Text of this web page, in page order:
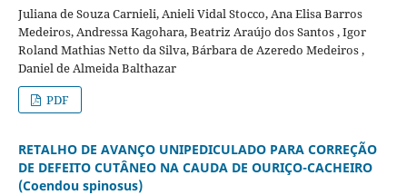
Juliana de Souza Carnieli, Anieli Vidal Stocco, Ana Elisa Barros
Medeiros, Andressa Kagohara, Beatriz Araújo dos Santos , Igor
Roland Mathias Netto da Silva, Bárbara de Azeredo Medeiros ,
Daniel de Almeida Balthazar
PDF
RETALHO DE AVANÇO UNIPEDICULADO PARA CORREÇÃO
DE DEFEITO CUTÂNEO NA CAUDA DE OURIÇO-CACHEIRO
(Coendou spinosus)